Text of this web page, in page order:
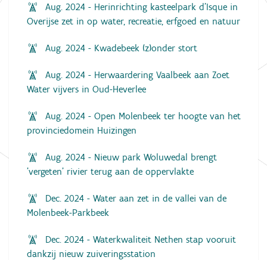
Aug. 2024 - Herinrichting kasteelpark d’Isque in
Overijse zet in op water, recreatie, erfgoed en natuur
Aug. 2024 - Kwadebeek (z)onder stort
Aug. 2024 - Herwaardering Vaalbeek aan Zoet
Water vijvers in Oud-Heverlee
Aug. 2024 - Open Molenbeek ter hoogte van het
provinciedomein Huizingen
Aug. 2024 - Nieuw park Woluwedal brengt
'vergeten' rivier terug aan de oppervlakte
Dec. 2024 - Water aan zet in de vallei van de
Molenbeek-Parkbeek
Dec. 2024 - Waterkwaliteit Nethen stap vooruit
dankzij nieuw zuiveringsstation